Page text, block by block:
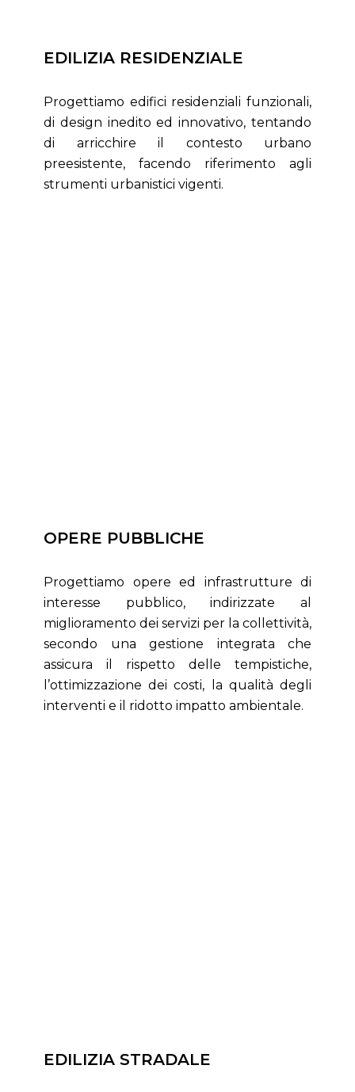
EDILIZIA RESIDENZIALE
Progettiamo edifici residenziali funzionali,
di design inedito ed innovativo, tentando
di arricchire il contesto urbano
preesistente, facendo riferimento agli
strumenti urbanistici vigenti.
OPERE PUBBLICHE
Progettiamo opere ed infrastrutture di
interesse pubblico, indirizzate al
miglioramento dei servizi per la collettività,
secondo una gestione integrata che
assicura il rispetto delle tempistiche,
l’ottimizzazione dei costi, la qualità degli
interventi e il ridotto impatto ambientale.
EDILIZIA STRADALE